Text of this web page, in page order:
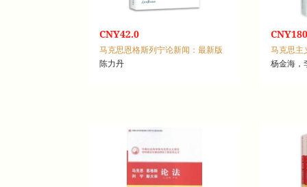
CNY42.0
马克思恩格斯列宁论新闻：最新版
陈力丹
杨金海，